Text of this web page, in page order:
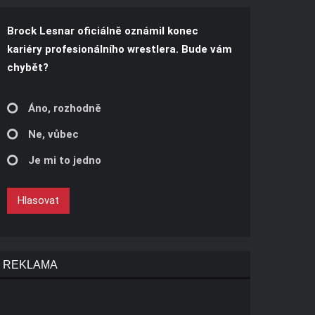
Brock Lesnar oficiálně oznámil konec
kariéry profesionálního wrestlera. Bude vám
chybět?
Áno, rozhodně
Ne, vůbec
Je mi to jedno
Hlasovat
REKLAMA